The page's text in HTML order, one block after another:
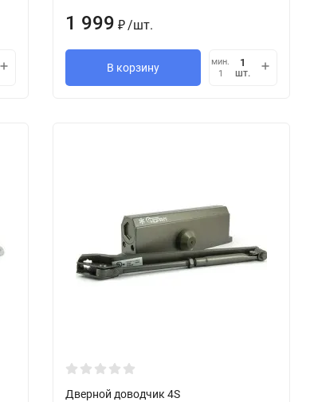
1 999 ₽ /шт.
В корзину
мин.
1
шт.
Дверной доводчик 4S